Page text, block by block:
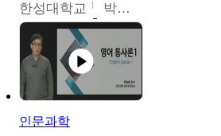
한성대학교 박지영,이혜원,최인경
인문과학